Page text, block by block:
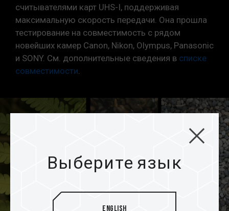
считывателями карт UHS-I, поддерживая
максимальную скорость передачи. Она прошла
тестирование на совместимость с рядом
новейших камер Canon, Nikon, Olympus, Panasonic
и SONY. См. дополнительные сведения в списке
совместимости.
Выберите язык
English